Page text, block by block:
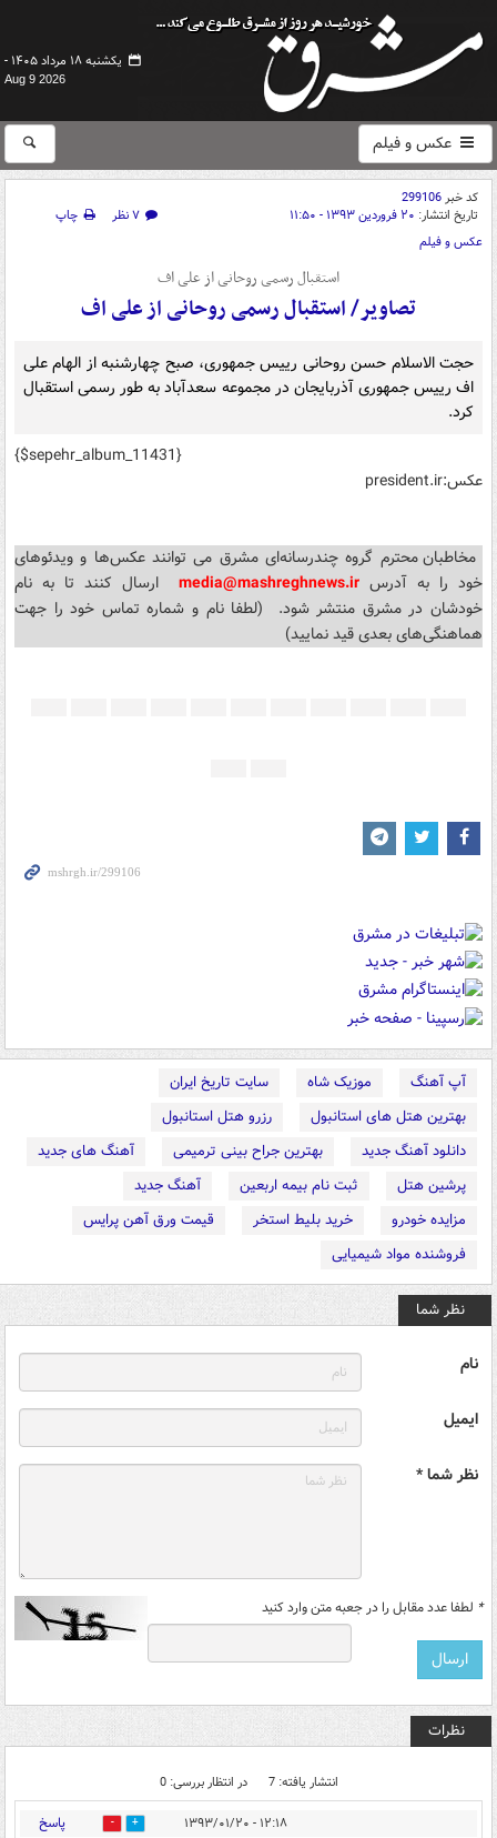
یکشنبه ۱۸ مرداد ۱۴۰۵ -
Aug 9 2026
عکس و فیلم
کد خبر299106
تاریخ انتشار: ۲۰ فروردین ۱۳۹۳ - ۱۱:۵۰ ۷ نظر
چاپ
عکس و فیلم
استقبال رسمی روحانی از علی اف
تصاویر/ استقبال رسمی روحانی از علی اف
حجت الاسلام حسن روحانی رییس جمهوری، صبح چهارشنبه از الهام علی
اف رییس جمهوری آذربایجان در مجموعه سعدآباد به طور رسمی استقبال
کرد.
{$sepehr_album_11431}
عکس:president.ir
مخاطبان محترم گروه چندرسانه‌ای مشرق می توانند عکس‌ها و ویدئوهای
خود را به آدرس media@mashreghnews.ir
ارسال کنند تا به نام
خودشان در مشرق منتشر شود. (لطفا نام و شماره تماس خود را جهت
هماهنگی‌های بعدی قید نمایید)
آپ آهنگ موزیک شاه
سایت تاریخ ایران
بهترین هتل های استانبول
رزرو هتل استانبول
دانلود آهنگ جدید
بهترین جراح بینی ترمیمی
آهنگ های جدید
پرشین هتل
ثبت نام بیمه اربعین
آهنگ جدید
مزایده خودرو
خرید بلیط استخر
قیمت ورق آهن پرایس
فروشنده مواد شیمیایی
نظر شما
نام
ایمیل
نظر شما *
* لطفا عدد مقابل را در جعبه متن وارد کنید
نظرات
انتشار یافته: 7 در انتظار بررسی: 0
۱۲:۱۸ - ۱۳۹۳/۰۱/۲۰ 0 پاسخ